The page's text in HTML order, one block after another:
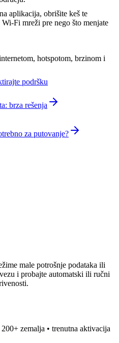
aplikacija, obrišite keš te
mreži pre nego što menjate
hotspotom, brzinom i
podršku
brza rešenja
za putovanje?
male potrošnje podataka ili
i probajte automatski ili ručni
zemalja • trenutna aktivacija